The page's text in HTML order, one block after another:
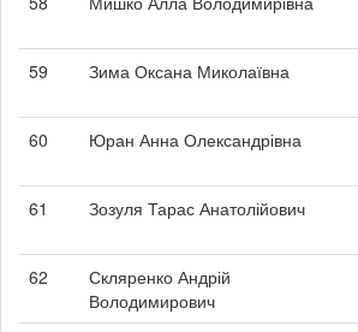
59
Зима Оксана Миколаївна
60
Юран Анна Олександрівна
61
Зозуля Тарас Анатолійович
62
Скляренко Андрій
Володимирович